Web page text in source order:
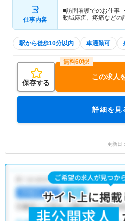
仕事内容
■訪問看護でのお仕事
動域麻痺、疼痛などの
駅から徒歩10分以内 車通勤可
保存する
この求人
詳細を見
更新日